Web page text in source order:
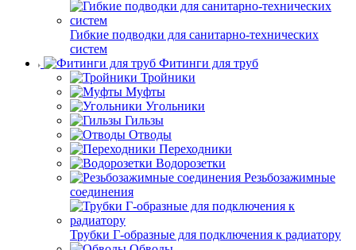
Гибкие подводки для санитарно-технических
систем
Фитинги для труб
Тройники
Муфты
Угольники
Гильзы
Отводы
Переходники
Водорозетки
Резьбозажимные
соединения
Трубки Г-образные для подключения к радиатору